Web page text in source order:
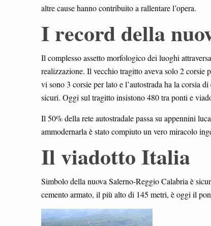
altre cause hanno contribuito a rallentare l’opera.
I record della
Il complesso assetto morfologico dei luoghi
realizzazione. Il vecchio tragitto aveva solo 2 corsie
vi sono 3 corsie per lato e l’autostrada ha la corsia
sicuri. Oggi sul tragitto insistono 480 tra ponti e
Il 50% della rete autostradale passa su appennini
ammodernarla è stato compiuto un vero miracolo
Il viadotto Italia
Simbolo della nuova Salerno-Reggio Calabria è
cemento armato, il più alto di 145 metri, è oggi il